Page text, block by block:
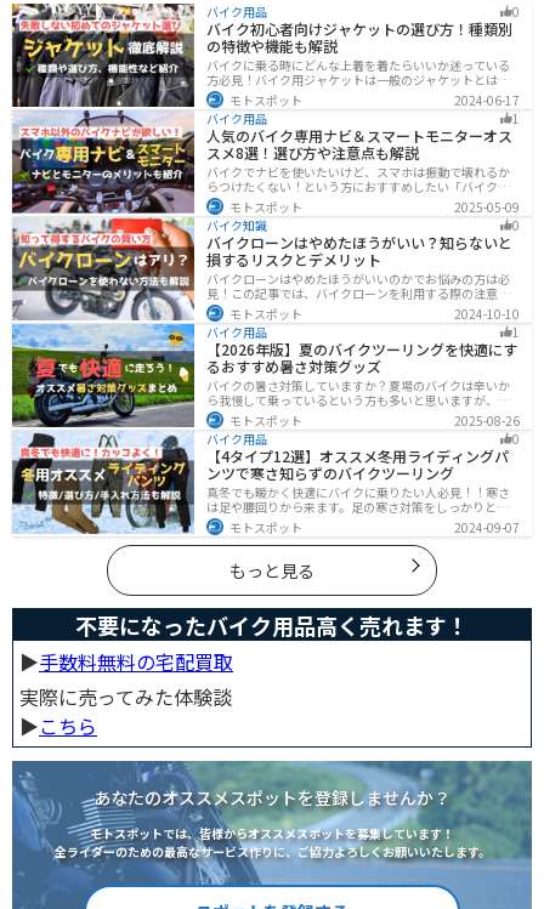
バイク用品 0
バイク初心者向けジャケットの選び方！種類別
の特徴や機能も解説
バイクに乗る時にどんな上着を着たらいいか迷っている
方必見！バイク用ジャケットは一般のジャケットとは違
い、バイク専用に作られています。動きやすさ・快適
さ・機能性・デザイン性など様々なメリットがありま
す。この記事では、ジャケットの種類や選び方など初心
者が知っておくべきことをまとめました。
モトスポット
2024-06-17
バイク用品
1
人気のバイク専用ナビ＆スマートモニターオス
スメ8選！選び方や注意点も解説
バイクでナビを使いたいけど、スマホは振動で壊れるか
らつけたくない！という方におすすめしたい「バイク専
用ナビ」と「スマートモニター」をまとめてご紹介しま
す。専用ナビなら耐久性もあり、オフラインでも使える
ので安心です。スマートモニターは、スマホと連動させ
てスマホの機能をそのまま利用できます。ドラレコや死
角警告、駐車場の振動検知など様々な便利機能も搭載さ
れています。
モトスポット
2025-05-09
バイク知識
0
バイクローンはやめたほうがいい？知らないと
損するリスクとデメリット
バイクローンはやめたほうがいいのかでお悩みの方は必
見！この記事では、バイクローンを利用する際の注意点
や失敗しない選び方を解説しています。実は、バイクロ
ーンの選び方にはコツがあります。この記事を読めば、
自分に合った賢い選択をすることが可能です。
モトスポット
2024-10-10
バイク用品
1
【2026年版】夏のバイクツーリングを快適にす
るおすすめ暑さ対策グッズ
バイクの暑さ対策していますか？夏場のバイクは辛いか
ら我慢して乗っているという方も多いと思いますが、し
っかりと暑さ対策をすれば夏場でも快適にバイクに乗る
ことができます！この記事では、夏場のバイク暑さ対策
の基本と暑さ対策グッズを紹介します！
モトスポット
2025-08-26
バイク用品
0
【4タイプ12選】オススメ冬用ライディングパ
ンツで寒さ知らずのバイクツーリング
真冬でも暖かく快適にバイクに乗りたい人必見！！寒さ
は足や腰回りから来ます。足の寒さ対策をしっかりとす
ることで、体全体の寒さを防ぎ快適なバイクツーリング
を楽しむことができます。この記事では、4つのタイプ別
に真冬でも使えるライディングパンツを12選紹介しま
モトスポット 2024-09-07
もっと見る
不要になったバイク用品高く売れます！
▶︎手数料無料の宅配買取
実際に売ってみた体験談
▶︎こちら
あなたのオススメスポットを登録しませんか？
モトスポットでは、皆様からオススメスポットを募集しています！
全ライダーのための最高なサービス作りに、ご協力よろしくお願いいたします。